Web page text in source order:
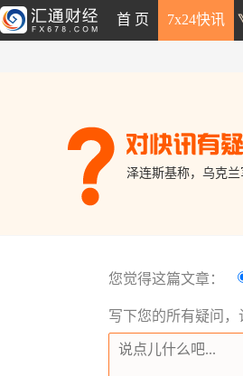
首 页 7x24快讯
泽连斯基称，乌克
您觉得这篇文章：
写下您的所有疑问